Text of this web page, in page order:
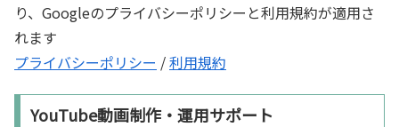
り、Googleのプライバシーポリシーと利用規約が適用さ
れます
プライバシーポリシー /利用規約
YouTube動画制作・運用サポート